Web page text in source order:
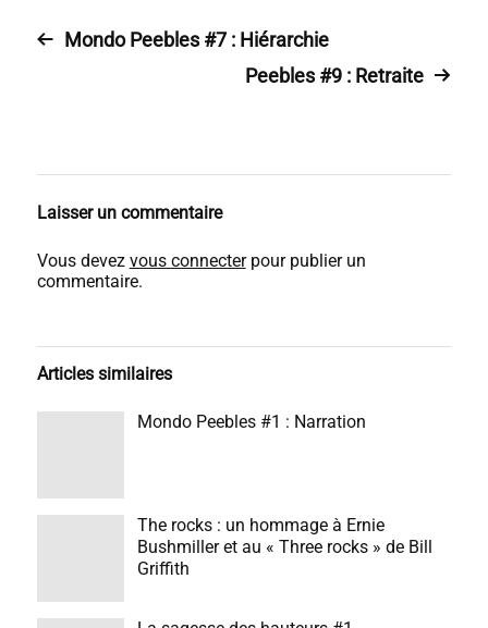
Mondo Peebles #7 : Hiérarchie
Peebles #9 : Retraite
Laisser un commentaire
Vous devez vous connecterpour publier un
commentaire.
Articles similaires
Mondo Peebles #1 : Narration
The rocks : un hommage à Ernie
Bushmiller et au « Three rocks » de Bill
Griffith